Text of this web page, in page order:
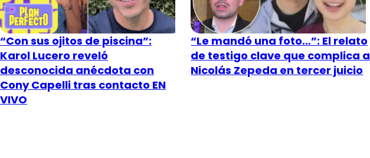
“Con sus ojitos de piscina”:
Karol Lucero reveló
desconocida anécdota con
Cony Capelli tras contacto EN
VIVO
“Le mandó una foto…”: El relato
de testigo clave que complica a
Nicolás Zepeda en tercer juicio